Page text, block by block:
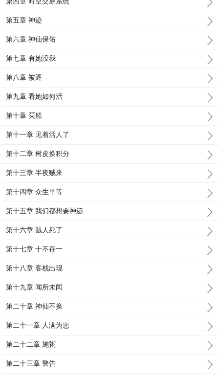
第五章 神迹
第六章 神仙保佑
第七章 有她没我
第八章 被逐
第九章 看她如何活
第十章 买船
第十一章 见着活人了
第十二章 树皮换积分
第十三章 半夜贼来
第十四章 众生平等
第十五章 我们都想要神迹
第十六章 贼人死了
第十七章 十不存一
第十八章 客栈出现
第十九章 闻所未闻
第二十章 神仙不换
第二十一章 人满为患
第二十二章 施粥
第二十三章 警告